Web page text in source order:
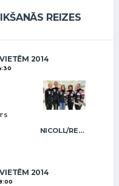
REIZES
2014
NICOLL/REGŽA
2014